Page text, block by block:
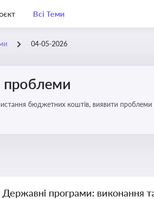
Всі Теми
04-05-2026
проблеми
бюджетних коштів, виявити проблеми
програми: виконання